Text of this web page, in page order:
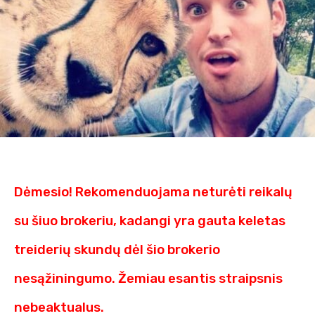
Dėmesio! Rekomenduojama neturėti reikalų
su šiuo brokeriu, kadangi yra gauta keletas
treiderių skundų dėl šio brokerio
nesąžiningumo. Žemiau esantis straipsnis
nebeaktualus.